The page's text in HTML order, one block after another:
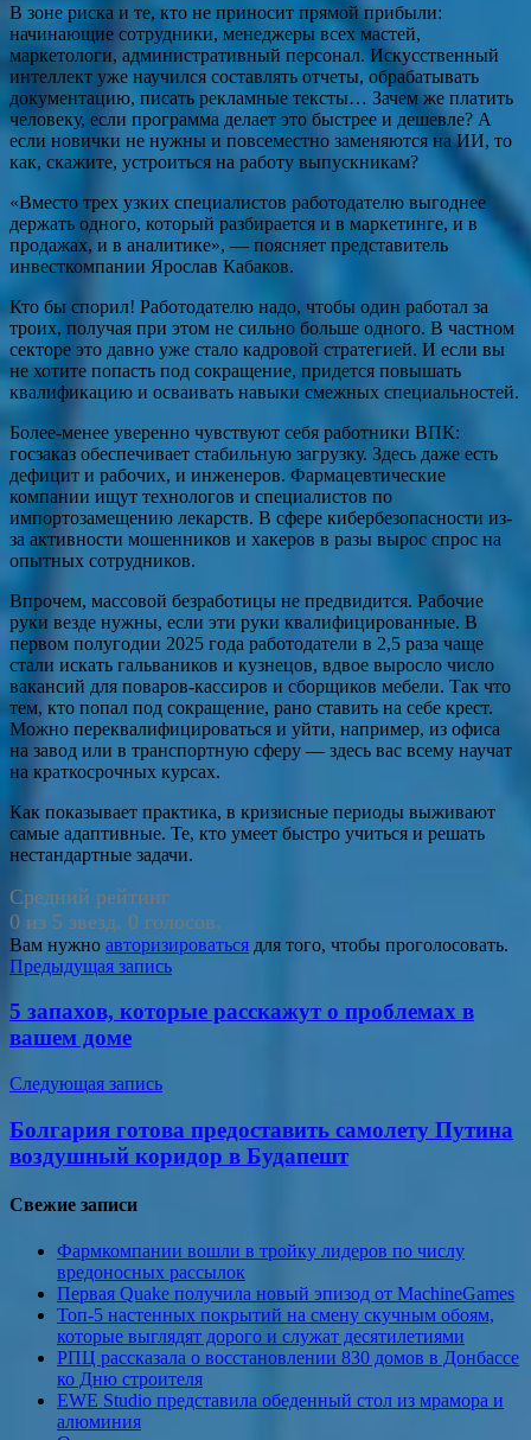
В зоне риска и те, кто не приносит прямой прибыли:
начинающие сотрудники, менеджеры всех мастей,
маркетологи, административный персонал. Искусственный
интеллект уже научился составлять отчеты, обрабатывать
документацию, писать рекламные тексты… Зачем же платить
человеку, если программа делает это быстрее и дешевле? А
если новички не нужны и повсеместно заменяются на ИИ, то
как, скажите, устроиться на работу выпускникам?
«Вместо трех узких специалистов работодателю выгоднее
держать одного, который разбирается и в маркетинге, и в
продажах, и в аналитике», — поясняет представитель
инвесткомпании Ярослав Кабаков.
Кто бы спорил! Работодателю надо, чтобы один работал за
троих, получая при этом не сильно больше одного. В частном
секторе это давно уже стало кадровой стратегией. И если вы
не хотите попасть под сокращение, придется повышать
квалификацию и осваивать навыки смежных специальностей.
Более-менее уверенно чувствуют себя работники ВПК:
госзаказ обеспечивает стабильную загрузку. Здесь даже есть
дефицит и рабочих, и инженеров. Фармацевтические
компании ищут технологов и специалистов по
импортозамещению лекарств. В сфере кибербезопасности из-
за активности мошенников и хакеров в разы вырос спрос на
опытных сотрудников.
Впрочем, массовой безработицы не предвидится. Рабочие
руки везде нужны, если эти руки квалифицированные. В
первом полугодии 2025 года работодатели в 2,5 раза чаще
стали искать гальваников и кузнецов, вдвое выросло число
вакансий для поваров-кассиров и сборщиков мебели. Так что
тем, кто попал под сокращение, рано ставить на себе крест.
Можно переквалифицироваться и уйти, например, из офиса
на завод или в транспортную сферу — здесь вас всему научат
на краткосрочных курсах.
Как показывает практика, в кризисные периоды выживают
самые адаптивные. Те, кто умеет быстро учиться и решать
нестандартные задачи.
Средний рейтинг
0 из 5 звезд. 0 голосов.
Вам нужно авторизироваться для того, чтобы проголосовать.
Навигация
по
записям
Предыдущая запись
5 запахов, которые расскажут о проблемах в
вашем доме
Следующая запись
Болгария готова предоставить самолету Путина
воздушный коридор в Будапешт
Свежие записи
Фармкомпании вошли в тройку лидеров по числу
вредоносных рассылок
Первая Quake получила новый эпизод от MachineGames
Топ-5 настенных покрытий на смену скучным обоям,
которые выглядят дорого и служат десятилетиями
РПЦ рассказала о восстановлении 830 домов в Донбассе
ко Дню строителя
EWE Studio представила обеденный стол из мрамора и
алюминия